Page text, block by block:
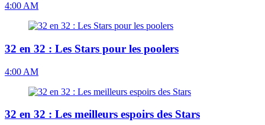
4:00 AM
32 en 32 : Les Stars pour les poolers
4:00 AM
32 en 32 : Les meilleurs espoirs des Stars